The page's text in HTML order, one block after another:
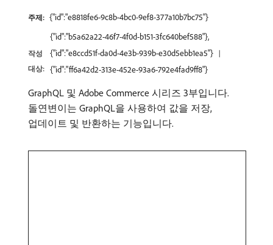
주제: {"id":"e8818fe6-9c8b-4bc0-9ef8-377a10b7bc75"}
작성
대상:
{"id":"b5a62a22-46f7-4f0d-b151-3fc640bef588"},
{"id":"e8ccd51f-da0d-4e3b-939b-e30d5ebb1ea5"}
{"id":"ff6a42d2-313e-452e-93a6-792e4fad9ff8"}
GraphQL 및 Adobe Commerce 시리즈 3부입니다.
돌연변이는 GraphQL을 사용하여 값을 저장,
업데이트 및 반환하는 기능입니다.